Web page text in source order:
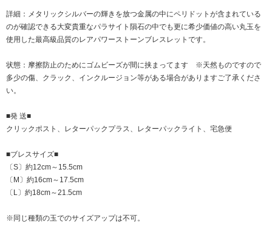
詳細：メタリックシルバーの輝きを放つ金属の中にペリドットが含まれている
のが確認できる大変貴重なパラサイト隕石の中でも更に希少価値の高い丸玉を
使用した最高級品質のレアパワーストーンブレスレットです。
状態：摩擦防止のためにゴムビーズが間に挟まってます ※天然ものですので
多少の傷、クラック、インクルージョン等がある場合がありますご了承くださ
い。
■発 送■
クリックポスト、レターパックプラス、レターパックライト、宅急便
■ブレスサイズ■
〔S〕約12cm～15.5cm
〔M〕約16cm～17.5cm
〔L〕約18cm～21.5cm
※同じ種類の玉でのサイズアップは不可。